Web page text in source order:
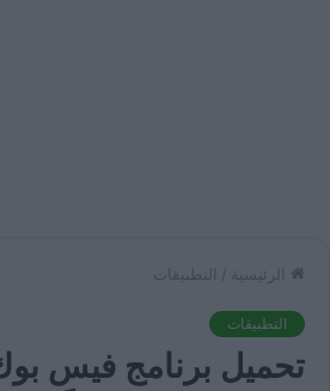
الرئيسية / التطبيقات
التطبيقات
تحميل برنامج فيس